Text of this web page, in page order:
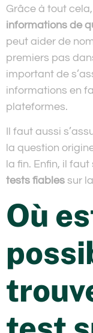
Grâce à tout
informations de
peut aider de
premiers pas
important de
informations en
plateformes.
Il faut aussi
la question
la fin. Enfin, il faut
tests fiables sur
Où